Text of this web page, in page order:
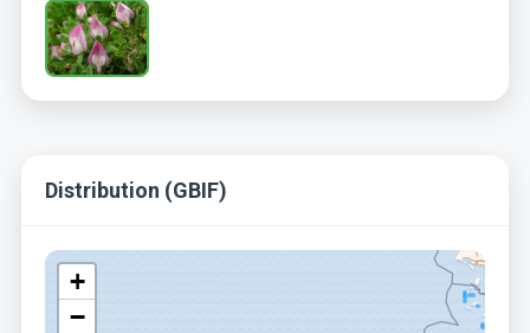
Distribution (GBIF)
+
−